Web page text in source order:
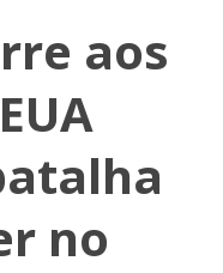
aos
no